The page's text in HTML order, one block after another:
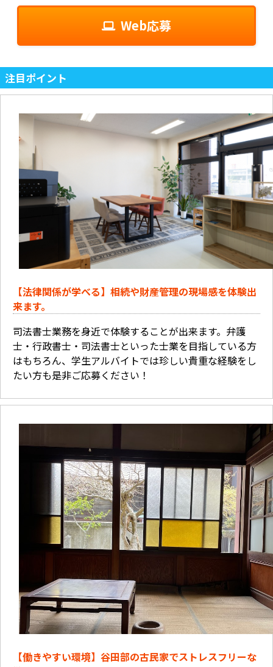
Web応募
注目ポイント
【法律関係が学べる】相続や財産管理の現場感を体験出
来ます。
司法書士業務を身近で体験することが出来ます。弁護
士・行政書士・司法書士といった士業を目指している方
はもちろん、学生アルバイトでは珍しい貴重な経験をし
たい方も是非ご応募ください！
【働きやすい環境】谷田部の古民家でストレスフリーな